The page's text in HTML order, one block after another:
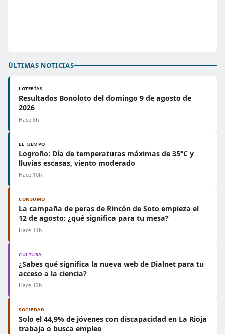
ÚLTIMAS NOTICIAS
LOTERÍAS
Resultados Bonoloto del domingo 9 de agosto de
2026
Hace 8h
EL TIEMPO
Logroño: Día de temperaturas máximas de 35°C y
lluvias escasas, viento moderado
Hace 10h
CONSUMO
La campaña de peras de Rincón de Soto empieza el
12 de agosto: ¿qué significa para tu mesa?
Hace 11h
CULTURA
¿Sabes qué significa la nueva web de Dialnet para tu
acceso a la ciencia?
Hace 12h
SOCIEDAD
Solo el 44,9% de jóvenes con discapacidad en La Rioja
trabaja o busca empleo